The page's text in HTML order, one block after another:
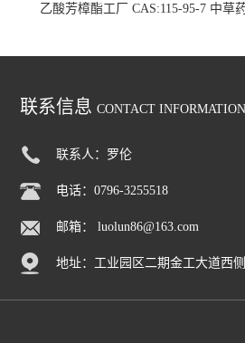
乙酸芳樟酯工厂 CAS:115-95-7 中草
联系信息 CONTACT INFORMATION
联系人：罗伦
电话：0796-3255518
邮箱： luolun86@163.com
地址：工业园区二期金工大道西